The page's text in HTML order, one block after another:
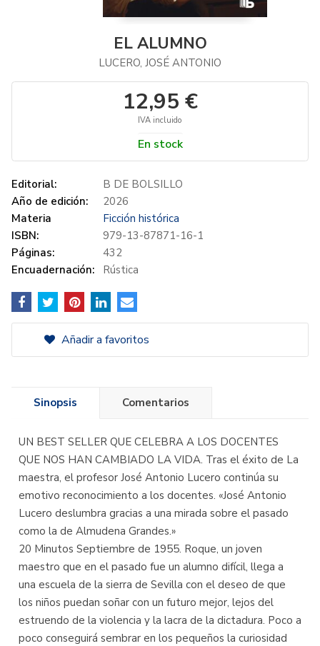
EL ALUMNO
LUCERO, JOSÉ ANTONIO
12,95 €
IVA incluido
En stock
Editorial:
B DE BOLSILLO
Año de edición:
2026
Materia
Ficción histórica
ISBN:
979-13-87871-16-1
Páginas:
432
Encuadernación:
Rústica
Añadir a favoritos
Sinopsis Comentarios
UN BEST SELLER QUE CELEBRA A LOS DOCENTES
QUE NOS HAN CAMBIADO LA VIDA. Tras el éxito de La
maestra, el profesor José Antonio Lucero continúa su
emotivo reconocimiento a los docentes. «José Antonio
Lucero deslumbra gracias a una mirada sobre el pasado
como la de Almudena Grandes.»
20 Minutos Septiembre de 1955. Roque, un joven
maestro que en el pasado fue un alumno difícil, llega a
una escuela de la sierra de Sevilla con el deseo de que
los niños puedan soñar con un futuro mejor, lejos del
estruendo de la violencia y la lacra de la dictadura. Poco a
poco conseguirá sembrar en los pequeños la curiosidad